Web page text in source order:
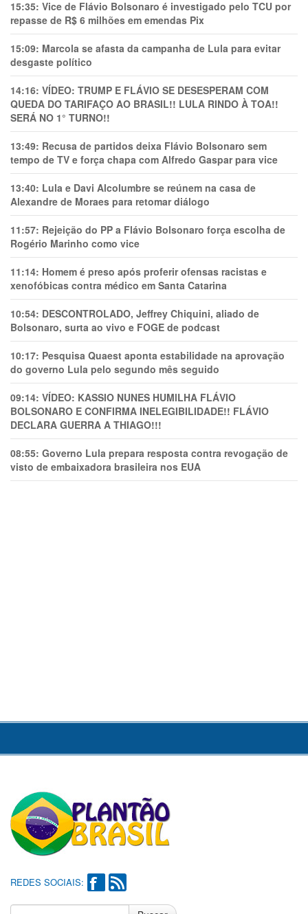
15:35: Vice de Flávio Bolsonaro é investigado pelo TCU por
repasse de R$ 6 milhões em emendas Pix
15:09: Marcola se afasta da campanha de Lula para evitar
desgaste político
14:16: VÍDEO: TRUMP E FLÁVIO SE DESESPERAM COM
QUEDA DO TARIFAÇO AO BRASIL!! LULA RINDO À TOA!!
SERÁ NO 1° TURNO!!
13:49: Recusa de partidos deixa Flávio Bolsonaro sem
tempo de TV e força chapa com Alfredo Gaspar para vice
13:40: Lula e Davi Alcolumbre se reúnem na casa de
Alexandre de Moraes para retomar diálogo
11:57: Rejeição do PP a Flávio Bolsonaro força escolha de
Rogério Marinho como vice
11:14: Homem é preso após proferir ofensas racistas e
xenofóbicas contra médico em Santa Catarina
10:54: DESCONTROLADO, Jeffrey Chiquini, aliado de
Bolsonaro, surta ao vivo e FOGE de podcast
10:17: Pesquisa Quaest aponta estabilidade na aprovação
do governo Lula pelo segundo mês seguido
09:14: VÍDEO: KASSIO NUNES HUMlLHA FLÁVIO
BOLSONARO E CONFIRMA INELEGIBILIDADE!! FLÁVIO
DECLARA GUERRA A THIAGO!!!
08:55: Governo Lula prepara resposta contra revogação de
visto de embaixadora brasileira nos EUA
REDES SOCIAIS: